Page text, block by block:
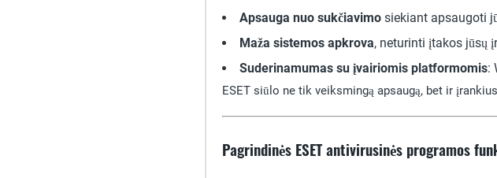
Apsauga nuo sukčiavimo siekiant apsaugoti
Maža sistemos apkrova, neturinti įtakos jūsų
Suderinamumas su įvairiomis platformomis:
ESET siūlo ne tik veiksmingą apsaugą, bet ir
Pagrindinės ESET antivirusinės programos